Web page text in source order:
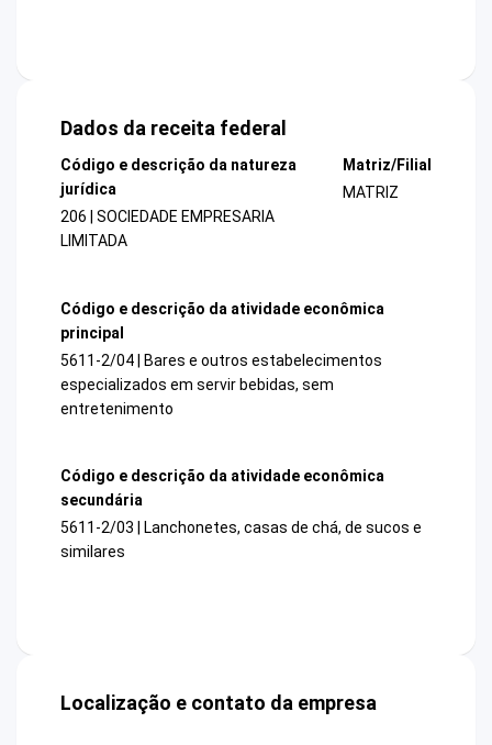
Dados da receita federal
Código e descrição da natureza
jurídica
206 | SOCIEDADE EMPRESARIA
LIMITADA
Matriz/Filial
MATRIZ
Código e descrição da atividade econômica
principal
5611-2/04 | Bares e outros estabelecimentos
especializados em servir bebidas, sem
entretenimento
Código e descrição da atividade econômica
secundária
5611-2/03 | Lanchonetes, casas de chá, de sucos e
similares
Localização e contato da empresa